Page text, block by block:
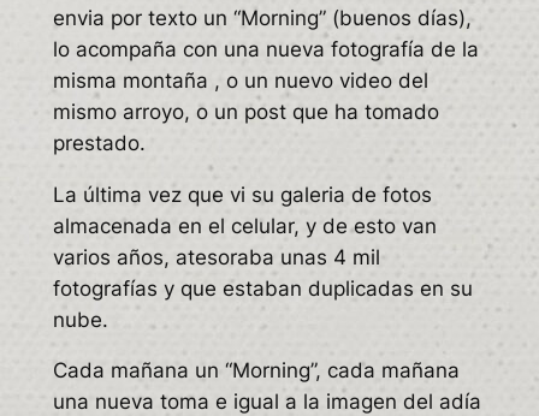
envia por texto un “Morning” (buenos días),
lo acompaña con una nueva fotografía de la
misma montaña , o un nuevo video del
mismo arroyo, o un post que ha tomado
prestado.
La última vez que vi su galeria de fotos
almacenada en el celular, y de esto van
varios años, atesoraba unas 4 mil
fotografías y que estaban duplicadas en su
nube.
Cada mañana un “Morning”, cada mañana
una nueva toma e igual a la imagen del adía